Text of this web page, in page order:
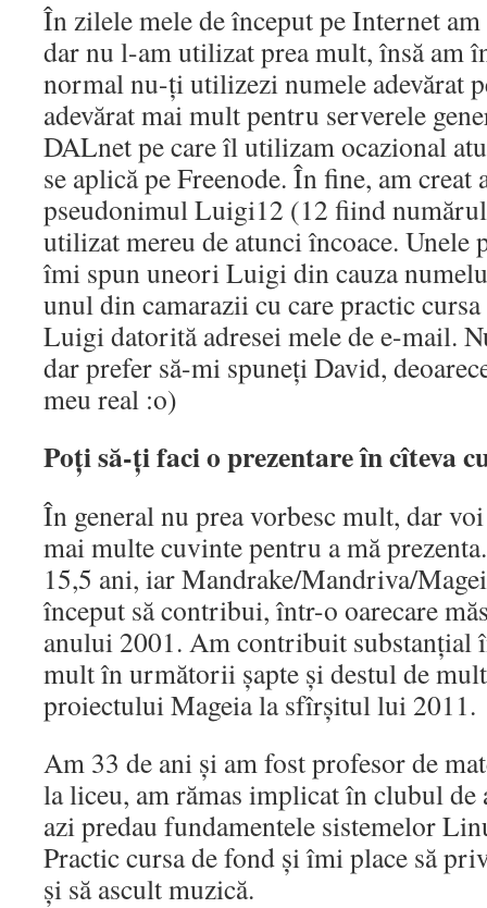
În zilele mele de început pe Internet
dar nu l-am utilizat prea mult, însă am
normal nu-ți utilizezi numele adevărat
adevărat mai mult pentru serverele
DALnet pe care îl utilizam ocazional
se aplică pe Freenode. În fine, am creat
pseudonimul Luigi12 (12 fiind
utilizat mereu de atunci încoace. Unele
îmi spun uneori Luigi din cauza
unul din camarazii cu care practic
Luigi datorită adresei mele de e-mail.
dar prefer să-mi spuneți David,
meu real :o)
Poți să-ți faci o prezentare în cîteva
În general nu prea vorbesc mult, dar voi
mai multe cuvinte pentru a mă
15,5 ani, iar Mandrake/Mandriva/
început să contribui, într-o oarecare
anului 2001. Am contribuit substanțial
mult în următorii șapte și destul de
proiectului Mageia la sfîrșitul lui 2011.
Am 33 de ani și am fost profesor de
la liceu, am rămas implicat în clubul
azi predau fundamentele sistemelor
Practic cursa de fond și îmi place să
și să ascult muzică.